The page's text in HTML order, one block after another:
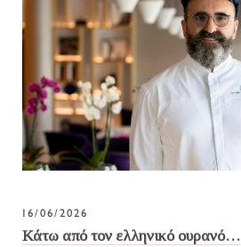
16/06/2026
Κάτω από τον ελληνικό ουρανό…